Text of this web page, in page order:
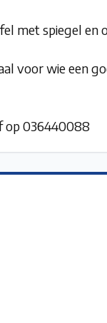
met spiegel en
voor wie een
op 036440088